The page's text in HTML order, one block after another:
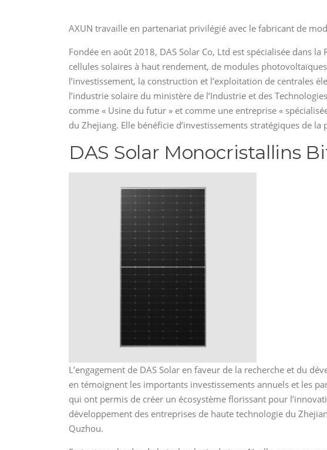
AXUN travaille en partenariat privilégié avec le fabricant de
Fondée en août 2018, DAS Solar Co, Ltd est spécialisée dans
cellules solaires à haut rendement, de modules
l’investissement, la construction et l’exploitation de centrales
l’industrie solaire du ministère de l’Industrie et des
comme « Usine du futur » et comme une entreprise «
du Zhejiang. Elle bénéficie d’investissements stratégiques de la
DAS Solar Monocristallins
L’engagement de DAS Solar en faveur de la recherche et du
en témoignent les importants investissements annuels et les
qui ont permis de créer un écosystème florissant pour
développement des entreprises de haute technologie du
Quzhou.